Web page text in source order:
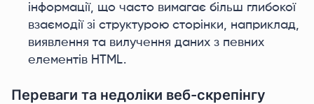
інформації, що часто вимагає більш глибокої
взаємодії зі структурою сторінки, наприклад,
виявлення та вилучення даних з певних
елементів HTML.
Переваги та недоліки веб-скрепінгу